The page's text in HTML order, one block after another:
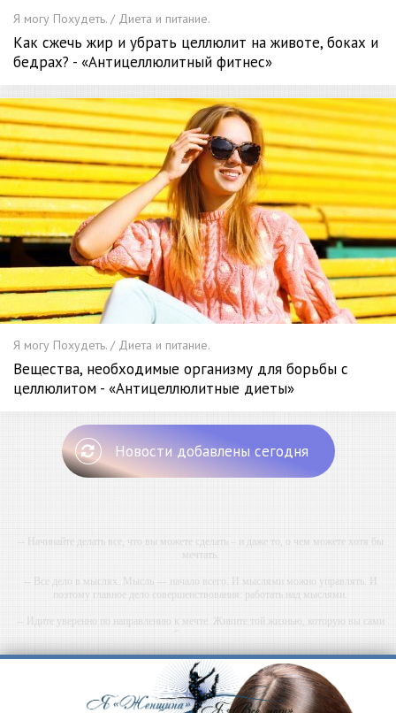
Я могу Похудеть. / Диета и питание.
Как сжечь жир и убрать целлюлит на животе, боках и
бедрах? - «Антицеллюлитный фитнес»
Я могу Похудеть. / Диета и питание.
Вещества, необходимые организму для борьбы с
целлюлитом - «Антицеллюлитные диеты»
Новости добавлены сегодня
-- Начинайте делать все, что вы можете сделать – и даже то, о чем можете хотя бы
мечтать.
-- Все дело в мыслях. Мысль — начало всего. И мыслями можно управлять. И
поэтому главное дело совершенствования: работать над мыслями.
-- Идите уверенно по направлению к мечте. Живите той жизнью, которую вы сами
-- Самое большое богатство — это ум. Самая большая нищета — глупость. Из всех
страхов самый пугающий — самолюбование.
-- Лучшее, что можно сделать с хорошим советом, это пропустить его мимо ушей. Он